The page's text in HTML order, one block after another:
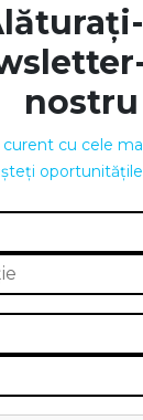
nostru
cu cele